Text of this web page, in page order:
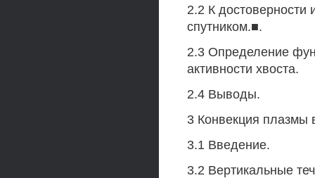
2.2 К достоверности
спутником.■.
2.3 Определение
активности хвоста.
2.4 Выводы.
3 Конвекция плазмы
3.1 Введение.
3.2 Вертикальные